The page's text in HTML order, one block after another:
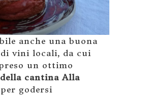
anche una buona
di vini locali, da cui
un ottimo
cantina Alla
per godersi